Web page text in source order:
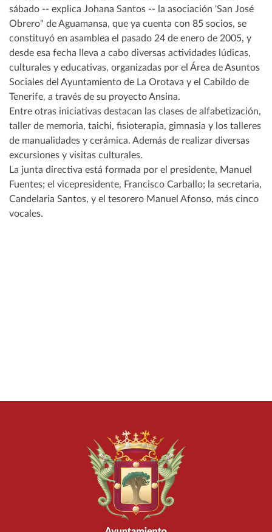
sábado -- explica Johana Santos -- la asociación 'San José
Obrero" de Aguamansa, que ya cuenta con 85 socios, se
constituyó en asamblea el pasado 24 de enero de 2005, y
desde esa fecha lleva a cabo diversas actividades lúdicas,
culturales y educativas, organizadas por el Área de Asuntos
Sociales del Ayuntamiento de La Orotava y el Cabildo de
Tenerife, a través de su proyecto Ansina.
Entre otras iniciativas destacan las clases de alfabetización,
taller de memoria, taichi, fisioterapia, gimnasia y los talleres
de manualidades y cerámica. Además de realizar diversas
excursiones y visitas culturales.
La junta directiva está formada por el presidente, Manuel
Fuentes; el vicepresidente, Francisco Carballo; la secretaria,
Candelaria Santos, y el tesorero Manuel Afonso, más cinco
vocales.